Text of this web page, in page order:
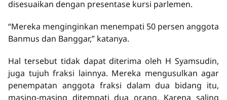
disesuaikan dengan presentase kursi parlemen.
“Mereka menginginkan menempati 50 persen anggota
Banmus dan Banggar,” katanya.
Hal tersebut tidak dapat diterima oleh H Syamsudin,
juga tujuh fraksi lainnya. Mereka mengusulkan agar
penempatan anggota fraksi dalam dua bidang itu,
masing-masing ditempati dua orang. Karena saling